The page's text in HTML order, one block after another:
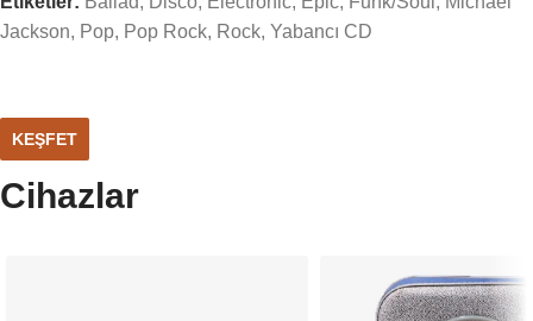
Jackson, Pop, Pop Rock, Rock, Yabancı CD
KEŞFET
Cihazlar